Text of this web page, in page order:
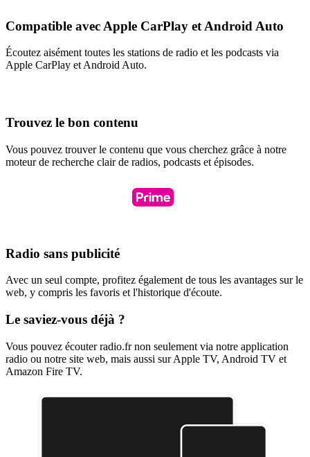
Compatible avec Apple CarPlay et Android Auto
Écoutez aisément toutes les stations de radio et les podcasts via
Apple CarPlay et Android Auto.
Trouvez le bon contenu
Vous pouvez trouver le contenu que vous cherchez grâce à notre
moteur de recherche clair de radios, podcasts et épisodes.
Radio sans publicité
Avec un seul compte, profitez également de tous les avantages sur le
web, y compris les favoris et l'historique d'écoute.
Le saviez-vous déjà ?
Vous pouvez écouter radio.fr non seulement via notre application
radio ou notre site web, mais aussi sur Apple TV, Android TV et
Amazon Fire TV.